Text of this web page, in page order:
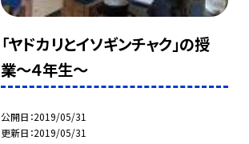
「ヤドカリとイソギンチャク」の授
業〜４年生〜
公開日 2019/05/31
更新日 2019/05/31